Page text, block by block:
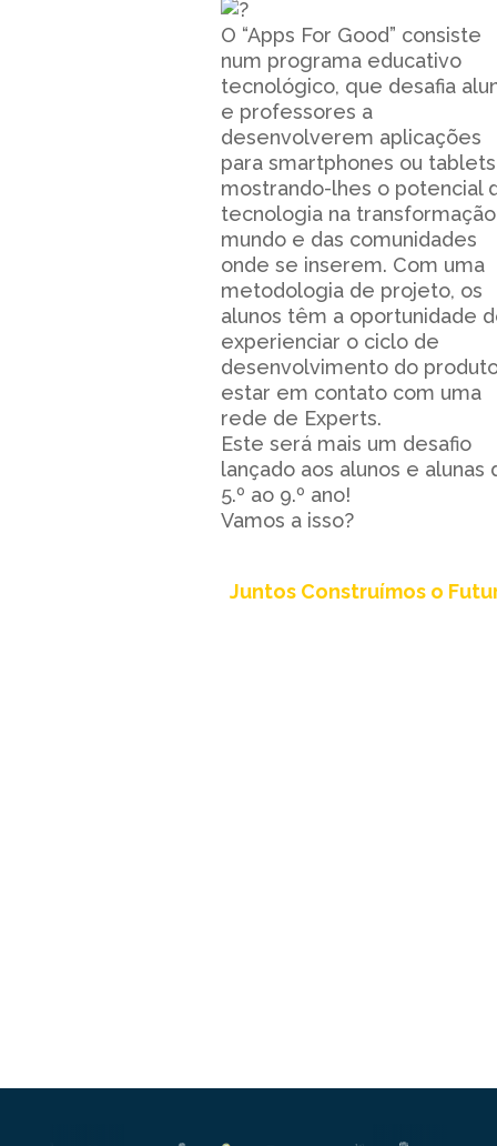
O “Apps For Good” consiste
num programa educativo
tecnológico, que desafia
e professores a
desenvolverem aplicações
para smartphones ou
mostrando-lhes o potencial
tecnologia na
mundo e das comunidades
onde se inserem. Com uma
metodologia de projeto, os
alunos têm a oportunidade
experienciar o ciclo de
desenvolvimento do
estar em contato com uma
rede de Experts.
Este será mais um desafio
lançado aos alunos e alunas
5.º ao 9.º ano!
Vamos a isso?
Juntos Construímos o